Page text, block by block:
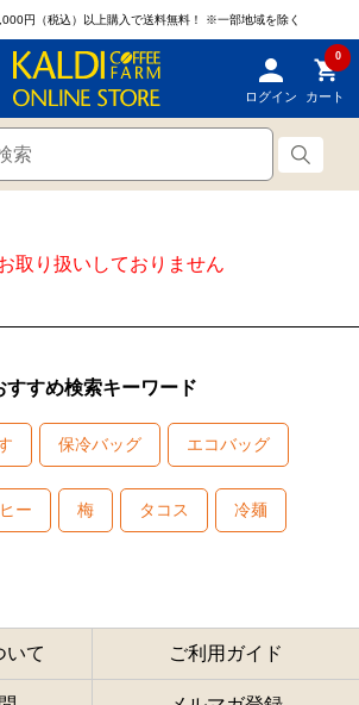
円（税込）以上購入で送料無料！ ※一部地域を除く
ログイン
0
カート
取り扱いしておりません
すすめ検索キーワード
保冷バッグ エコバッグ
ー 梅 タコス 冷麺
いて ご利用ガイド